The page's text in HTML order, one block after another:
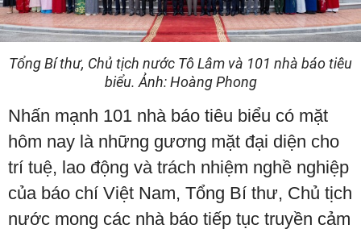
Tổng Bí thư, Chủ tịch nước Tô Lâm và 101 nhà báo tiêu
biểu. Ảnh: Hoàng Phong
Nhấn mạnh 101 nhà báo tiêu biểu có mặt
hôm nay là những gương mặt đại diện cho
trí tuệ, lao động và trách nhiệm nghề nghiệp
của báo chí Việt Nam, Tổng Bí thư, Chủ tịch
nước mong các nhà báo tiếp tục truyền cảm